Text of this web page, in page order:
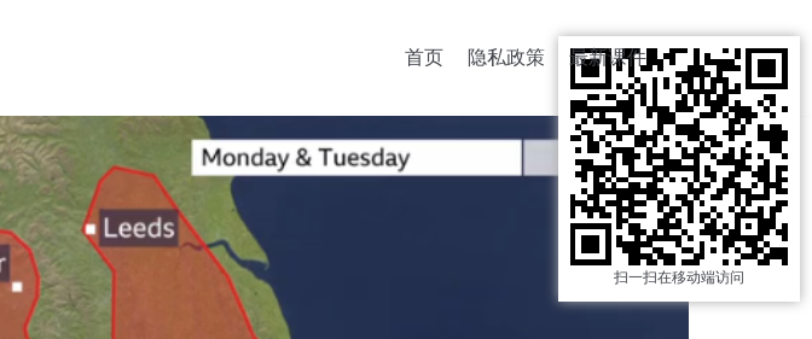
首页 隐私政策 最新课件
扫一扫在移动端访问